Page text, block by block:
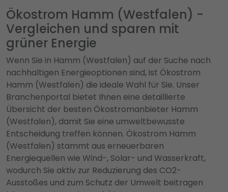
Ökostrom Hamm (Westfalen) -
Vergleichen und sparen mit
grüner Energie
Wenn Sie in Hamm (Westfalen) auf der Suche nach
nachhaltigen Energieoptionen sind, ist Ökostrom
Hamm (Westfalen) die ideale Wahl für Sie. Unser
Branchenportal bietet Ihnen eine detaillierte
Übersicht der besten Ökostromanbieter Hamm
(Westfalen), damit Sie eine umweltbewusste
Entscheidung treffen können. Ökostrom Hamm
(Westfalen) stammt aus erneuerbaren
Energiequellen wie Wind-, Solar- und Wasserkraft,
wodurch Sie aktiv zur Reduzierung des CO2-
Ausstoßes und zum Schutz der Umwelt beitragen